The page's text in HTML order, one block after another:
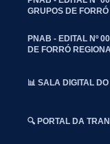
GRUPOS DE
PNAB - EDITAL Nº
DE FORRÓ
📊 SALA DIGITAL
🔍 PORTAL DA